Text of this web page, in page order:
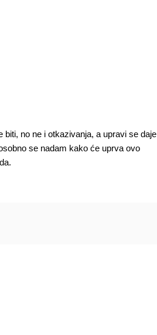
no ne i otkazivanja, a upravi se daje
se nadam kako će uprva ovo